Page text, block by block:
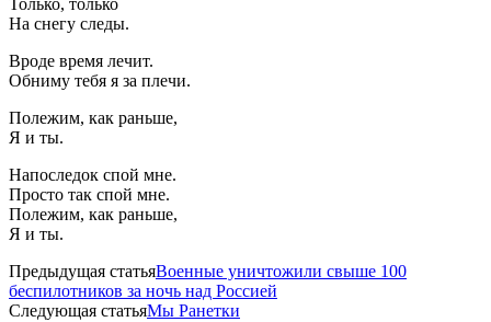
На снегу следы.
Вроде время лечит.
Обниму тебя я за плечи.
Полежим, как раньше,
Я и ты.
Напоследок спой мне.
Просто так спой мне.
Полежим, как раньше,
Я и ты.
Предыдущая статьяВоенные уничтожили свыше 100
беспилотников за ночь над Россией
Следующая статьяМы Ранетки